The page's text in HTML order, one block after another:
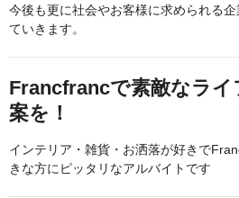
今後も更に社会やお客様に求められる
ていきます。
Francfrancで素敵なラ
案を！
インテリア・雑貨・お洒落が好きで
きな方にピッタリなアルバイトです